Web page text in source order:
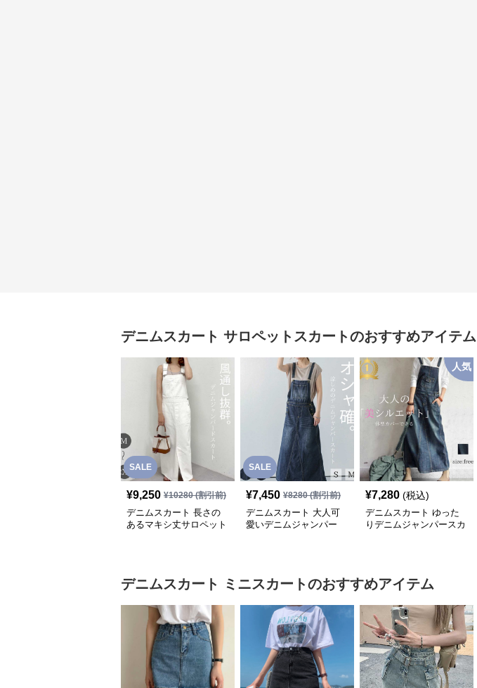
デニムスカート サロペットスカートのおすすめアイテム
SALE
¥9,250 ¥10280(割引前)
デニムスカート 長さの
あるマキシ丈サロペット
SALE
¥7,450 ¥8280(割引前)
デニムスカート 大人可
愛いデニムジャンパー
人気
¥7,280 (税込)
デニムスカート ゆった
りデニムジャンパースカ
デニムスカート ミニスカートのおすすめアイテム